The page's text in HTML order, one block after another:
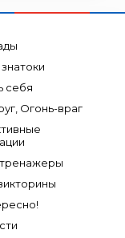
себя
Огонь-враг